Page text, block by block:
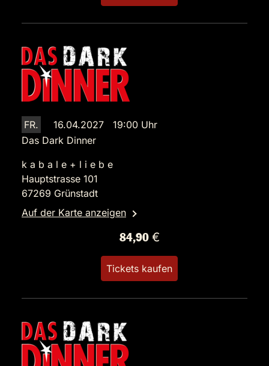
FR.
16.04.2027 19:00 Uhr
Das Dark Dinner
k a b a l e + l i e b e
Hauptstrasse 101
67269 Grünstadt
Auf der Karte anzeigen
84,90 €
Tickets kaufen